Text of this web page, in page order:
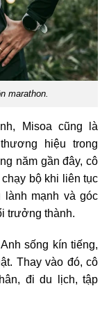
marathon.
Misoa cũng là
hiệu trong
năm gần đây, cô
bộ khi liên tục
lành mạnh và góc
trưởng thành.
sống kín tiếng,
Thay vào đó, cô
đi du lịch, tập